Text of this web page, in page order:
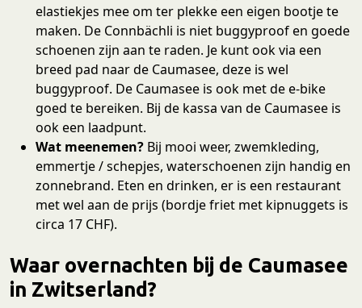
elastiekjes mee om ter plekke een eigen bootje te
maken. De Connbächli is niet buggyproof en goede
schoenen zijn aan te raden. Je kunt ook via een
breed pad naar de Caumasee, deze is wel
buggyproof. De Caumasee is ook met de e-bike
goed te bereiken. Bij de kassa van de Caumasee is
ook een laadpunt.
Wat meenemen? Bij mooi weer, zwemkleding,
emmertje / schepjes, waterschoenen zijn handig en
zonnebrand. Eten en drinken, er is een restaurant
met wel aan de prijs (bordje friet met kipnuggets is
circa 17 CHF).
Waar overnachten bij de Caumasee
in Zwitserland?